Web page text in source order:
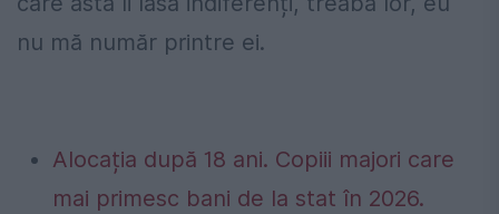
nu mă număr printre ei.
Alocația după 18 ani. Copiii majori care
mai primesc bani de la stat în 2026.